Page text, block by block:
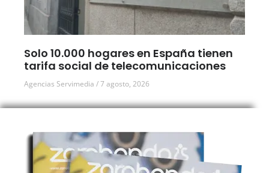
Solo 10.000 hogares en España tienen
tarifa social de telecomunicaciones
Agencias Servimedia 7 agosto, 2026